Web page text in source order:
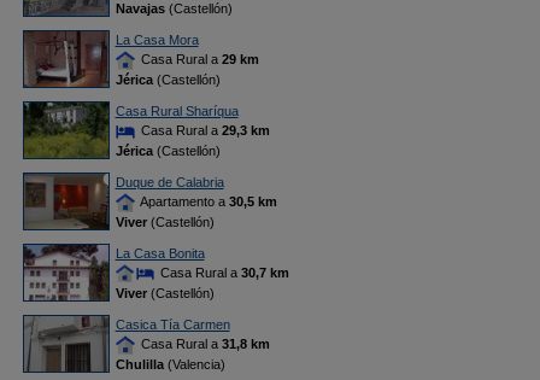
Navajas(Castellón)
La Casa Mora
Casa Rural a 29 km
Jérica(Castellón)
Casa Rural Sharíqua
Casa Rural a 29,3 km
Jérica(Castellón)
Duque de Calabria
Apartamento a 30,5 km
Viver(Castellón)
La Casa Bonita
Casa Rural a 30,7 km
Viver(Castellón)
Casica Tía Carmen
Casa Rural a 31,8 km
Chulilla(Valencia)